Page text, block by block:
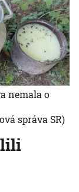
nemala o
správa SR)